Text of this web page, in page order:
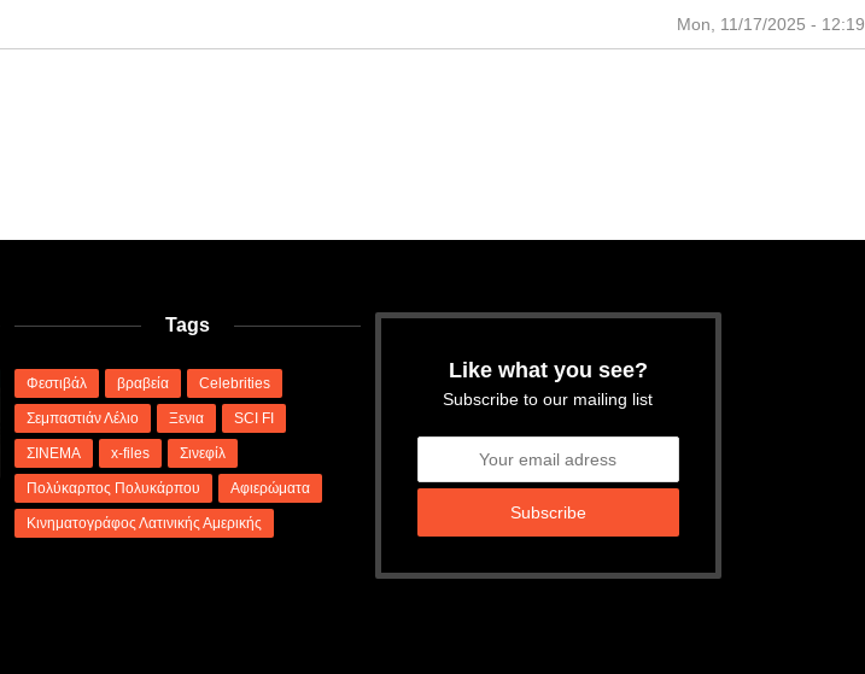
Mon, 11/17/2025 - 12:19
Tags
Φεστιβάλ βραβεία Celebrities
Σεμπαστιάν Λέλιο Ξενια SCI FI
ΣΙΝΕΜΑ x-files Σινεφίλ
Πολύκαρπος Πολυκάρπου Αφιερώματα
Κινηματογράφος Λατινικής Αμερικής
Like what you see?
Subscribe to our mailing list